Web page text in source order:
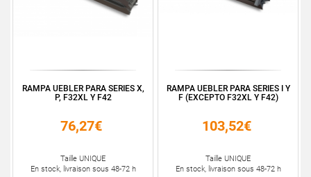
RAMPA UEBLER PARA SERIES X,
P, F32XL Y F42
76,27€
Taille UNIQUE
En stock, livraison sous 48-72 h
RAMPA UEBLER PARA SERIES I Y
F (EXCEPTO F32XL Y F42)
103,52€
Taille UNIQUE
En stock, livraison sous 48-72 h